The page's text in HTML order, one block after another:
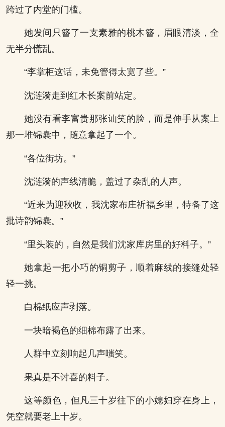
跨过了内堂的门槛。
她发间只簪了一支素雅的桃木簪，眉眼清淡，全
无半分慌乱。
“李掌柜这话，未免管得太宽了些。”
沈涟漪走到红木长案前站定。
她没有看李富贵那张讪笑的脸，而是伸手从案上
那一堆锦囊中，随意拿起了一个。
“各位街坊。”
沈涟漪的声线清脆，盖过了杂乱的人声。
“近来为迎秋收，我沈家布庄祈福乡里，特备了这
批诗韵锦囊。”
“里头装的，自然是我们沈家库房里的好料子。”
她拿起一把小巧的铜剪子，顺着麻线的接缝处轻
轻一挑。
白棉纸应声剥落。
一块暗褐色的细棉布露了出来。
人群中立刻响起几声嗤笑。
果真是不讨喜的料子。
这等颜色，但凡三十岁往下的小媳妇穿在身上，
凭空就要老上十岁。